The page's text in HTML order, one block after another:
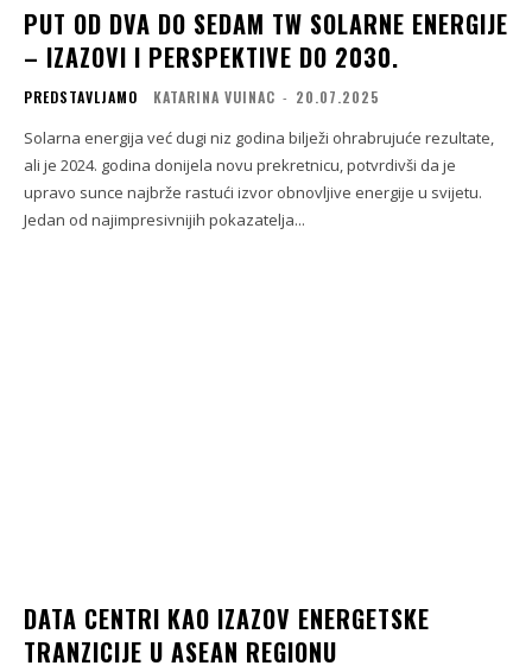
PUT OD DVA DO SEDAM TW SOLARNE ENERGIJE
– IZAZOVI I PERSPEKTIVE DO 2030.
PREDSTAVLJAMO KATARINA VUINAC - 20.07.2025
Solarna energija već dugi niz godina bilježi ohrabrujuće rezultate,
ali je 2024. godina donijela novu prekretnicu, potvrdivši da je
upravo sunce najbrže rastući izvor obnovljive energije u svijetu.
Jedan od najimpresivnijih pokazatelja...
DATA CENTRI KAO IZAZOV ENERGETSKE
TRANZICIJE U ASEAN REGIONU